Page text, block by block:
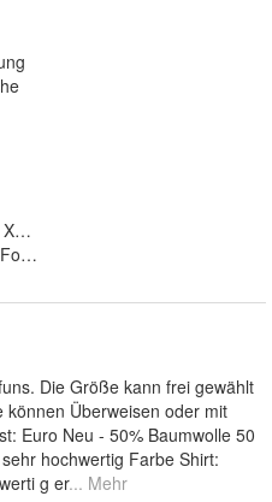
Die Größe kann frei gewählt
Überweisen oder mit
Euro Neu - 50% Baumwolle 50
hochwertig Farbe Shirt:
g er... Mehr